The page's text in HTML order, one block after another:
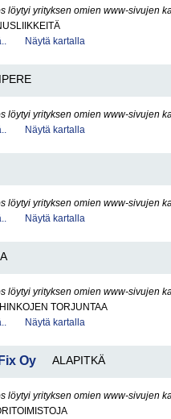
löytyi yrityksen omien www-sivujen
Näytä kartalla
löytyi yrityksen omien www-sivujen
Näytä kartalla
löytyi yrityksen omien www-sivujen
Näytä kartalla
löytyi yrityksen omien www-sivujen
TORJUNTAA
Näytä kartalla
Oy ALAPITKÄ
löytyi yrityksen omien www-sivujen